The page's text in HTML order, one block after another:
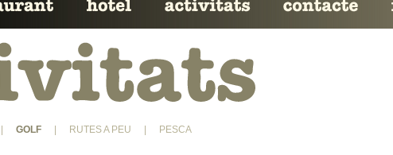
GOLF RUTES A PEU PESCA